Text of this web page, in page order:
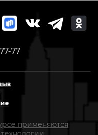
77
применяются